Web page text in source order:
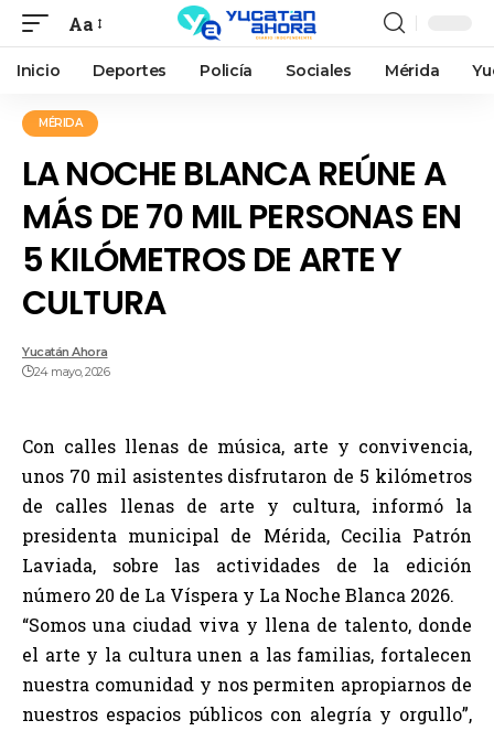
Aa
Inicio Deportes Policía Sociales Mérida
MÉRIDA
LA NOCHE BLANCA REÚNE A
MÁS DE 70 MIL PERSONAS EN
5 KILÓMETROS DE ARTE Y
CULTURA
Yucatán Ahora
24 mayo, 2026
Con calles llenas de música, arte y convivencia,
unos 70 mil asistentes disfrutaron de 5 kilómetros
de calles llenas de arte y cultura, informó la
presidenta municipal de Mérida, Cecilia Patrón
Laviada, sobre las actividades de la edición
número 20 de La Víspera y La Noche Blanca 2026.
“Somos una ciudad viva y llena de talento, donde
el arte y la cultura unen a las familias, fortalecen
nuestra comunidad y nos permiten apropiarnos de
nuestros espacios públicos con alegría y orgullo”,